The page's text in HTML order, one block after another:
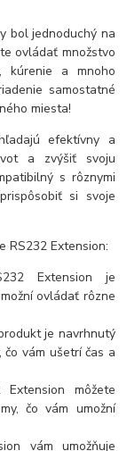
bol jednoduchý na
ovládať množstvo
kúrenie a mnoho
samostatné
miesta!
efektívny a
a zvýšiť svoju
s rôznymi
si svoje
RS232 Extension:
Extension je
ovládať rôzne
je navrhnutý
vám ušetrí čas a
môžete
čo vám umožní
vám umožňuje